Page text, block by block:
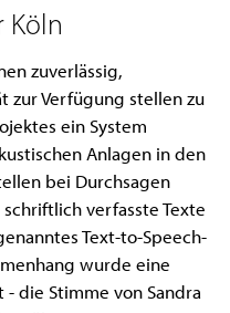
Köln
zuverlässig,
zur Verfügung stellen zu
ein System
Anlagen in den
bei Durchsagen
verfasste Texte
Text-to-Speech-
wurde eine
die Stimme von Sandra